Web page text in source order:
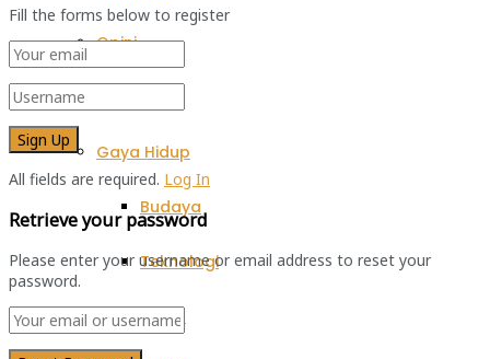
Opini
Gaya Hidup
Budaya
Teknologi
Advertorial
Fill the forms below to register
All fields are required. Log In
Retrieve your password
Please enter your username or email address to reset your
password.